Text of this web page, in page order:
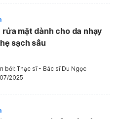
rửa mặt dành cho da nhạy
sạch sâu
bởi: Thạc sĩ - Bác sĩ Du Ngọc
2025